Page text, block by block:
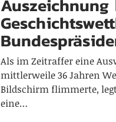
Auszeichnung
Als im Zeitraffer eine
mittlerweile 36 Jahren
Bildschirm flimmerte,
eine…